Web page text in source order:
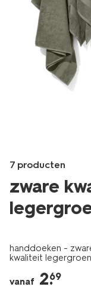
set
image
7 producten
zware
slapen/badkamer/
kwaliteit-
handdoeken-
Products
handdoeken -
kwaliteit legergroen
vanaf 2.
69